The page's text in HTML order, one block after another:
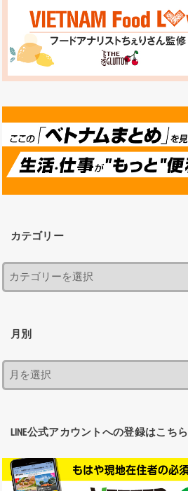
カテゴリー
月別
LINE公式アカウントへの登録はこちら